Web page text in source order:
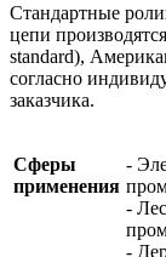
Стандартные
цепи
standard),
согласно
заказчика.
Сферы
применения
-
-
-